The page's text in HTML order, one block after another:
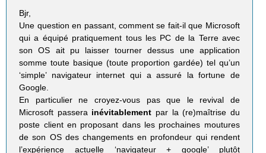
Bjr,
Une question en passant, comment se fait-il que Microsoft
qui a équipé pratiquement tous les PC de la Terre avec
son OS ait pu laisser tourner dessus une application
somme toute basique (toute proportion gardée) tel qu’un
‘simple’ navigateur internet qui a assuré la fortune de
Google.
En particulier ne croyez-vous pas que le revival de
Microsoft passera inévitablement par la (re)maîtrise du
poste client en proposant dans les prochaines moutures
de son OS des changements en profondeur qui rendent
l’expérience actuelle ‘navigateur + google’ plutôt